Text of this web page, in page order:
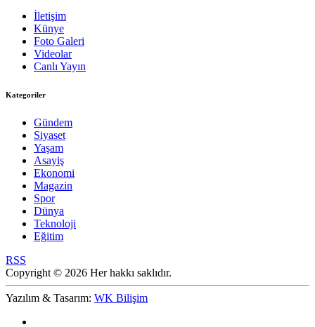
İletişim
Künye
Foto Galeri
Videolar
Canlı Yayın
Kategoriler
Gündem
Siyaset
Yaşam
Asayiş
Ekonomi
Magazin
Spor
Dünya
Teknoloji
Eğitim
RSS
Copyright © 2026 Her hakkı saklıdır.
Yazılım & Tasarım: WK Bilişim